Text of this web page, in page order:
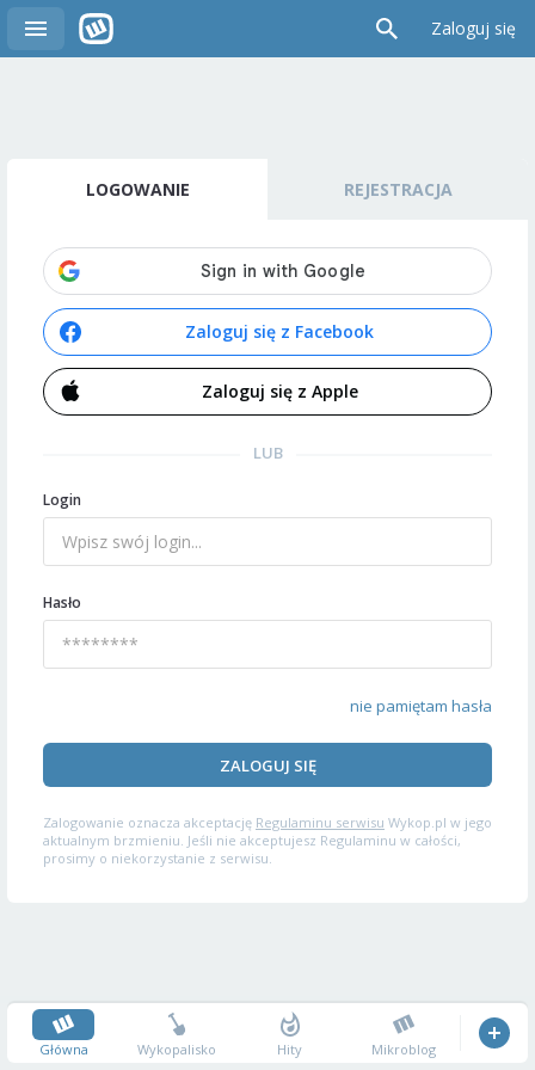
Zaloguj się
LOGOWANIE REJESTRACJA
Zaloguj się z Facebook
Zaloguj się z Apple
LUB
Login
Hasło
nie pamiętam hasła
ZALOGUJ SIĘ
Zalogowanie oznacza akceptację Regulaminu serwisu Wykop.pl w jego
aktualnym brzmieniu. Jeśli nie akceptujesz Regulaminu w całości,
prosimy o niekorzystanie z serwisu.
Główna Wykopalisko Hity Mikroblog